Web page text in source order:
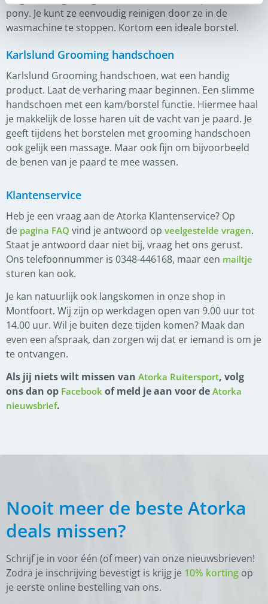
pony. Je kunt ze eenvoudig reinigen door ze in de
wasmachine te stoppen. Kortom een ideale borstel.
Karlslund Grooming handschoen
Karlslund Grooming handschoen, wat een handig
product. Laat de verharing maar beginnen. Een slimme
handschoen met een kam/borstel functie. Hiermee haal
je makkelijk de losse haren uit de vacht van je paard. Je
geeft tijdens het borstelen met grooming handschoen
ook gelijk een massage. Maar ook fijn om bijvoorbeeld
de benen van je paard te mee wassen.
Klantenservice
Heb je een vraag aan de Atorka Klantenservice? Op
de pagina FAQ vind je antwoord op veelgestelde vragen.
Staat je antwoord daar niet bij, vraag het ons gerust.
Ons telefoonnummer is 0348-446168, maar een mailtje
sturen kan ook.
Je kan natuurlijk ook langskomen in onze shop in
Montfoort. Wij zijn op werkdagen open van 9.00 uur tot
14.00 uur. Wil je buiten deze tijden komen? Maak dan
even een afspraak, dan zorgen wij dat er iemand is om je
te ontvangen.
Als jij niets wilt missen van Atorka Ruitersport, volg
ons dan op Facebook of meld je aan voor de Atorka
nieuwsbrief.
Nooit meer de beste Atorka
deals missen?
Schrijf je in voor één (of meer) van onze nieuwsbrieven!
Zodra je inschrijving bevestigt is krijg je 10% korting op
je eerste online bestelling van ons.